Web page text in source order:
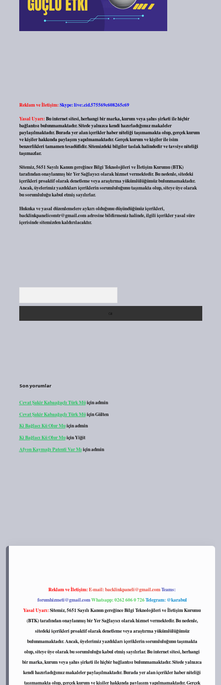
Reklam ve İletişim:Skype: live:.cid.575569c608265c69
Yasal Uyarı:Bu internet sitesi, herhangi bir marka, kurum veya şahıs şirketi ile hiçbir
bağlantısı bulunmamaktadır. Sitede yalnızca kendi hazırladığımız makaleler
paylaşılmaktadır. Burada yer alan içerikler haber niteliği taşımamakta olup, gerçek kurum
ve kişiler hakkında paylaşım yapılmamaktadır. Gerçek kurum ve kişiler ile isim
benzerlikleri tamamen tesadüfidir. Sitemizdeki bilgiler taslak halindedir ve tavsiye niteliği
taşımazlar.
Sitemiz, 5651 Sayılı Kanun gereğince Bilgi Teknolojileri ve İletişim Kurumu (BTK)
tarafından onaylanmış bir Yer Sağlayıcı olarak hizmet vermektedir. Bu nedenle, sitedeki
içerikleri proaktif olarak denetleme veya araştırma yükümlülüğümüz bulunmamaktadır.
Ancak, üyelerimiz yazdıkları içeriklerin sorumluluğunu taşımakta olup, siteye üye olarak
bu sorumluluğu kabul etmiş sayılırlar.
Hukuka ve yasal düzenlemelere aykırı olduğunu düşündüğünüz içerikleri,
backlinkpanelicomtr@gmail.comadresine bildirmeniz halinde, ilgili içerikler yasal süre
içerisinde sitemizden kaldırılacaktır.
Son yorumlar
Cevat Şakir Kabaağaçlı Türk Müiçinadmin
Cevat Şakir Kabaağaçlı Türk MüiçinGülten
Ki Bağlacı Kü Olur Muiçinadmin
Ki Bağlacı Kü Olur MuiçinYiğit
Afyon Kaymağı Patenti Var Mı içinadmin
Reklam ve İletişim:E-mail:backlinkpaneli@gmail.comTeams:
forumhizmeti@gmail.comWhatsapp: 0262 606 0 726Telegram: @karabul
Yasal Uyarı:Sitemiz, 5651 Sayılı Kanun gereğince Bilgi Teknolojileri ve İletişim Kurumu
(BTK) tarafından onaylanmış bir Yer Sağlayıcı olarak hizmet vermektedir. Bu nedenle,
sitedeki içerikleri proaktif olarak denetleme veya araştırma yükümlülüğümüz
bulunmamaktadır. Ancak, üyelerimiz yazdıkları içeriklerin sorumluluğunu taşımakta
olup, siteye üye olarak bu sorumluluğu kabul etmiş sayılırlar. Bu internet sitesi, herhangi
bir marka, kurum veya şahıs şirketi ile hiçbir bağlantısı bulunmamaktadır. Sitede yalnızca
kendi hazırladığımız makaleler paylaşılmaktadır. Burada yer alan içerikler haber niteliği
taşımamakta olup, gerçek kurum ve kişiler hakkında paylaşım yapılmamaktadır. Gerçek